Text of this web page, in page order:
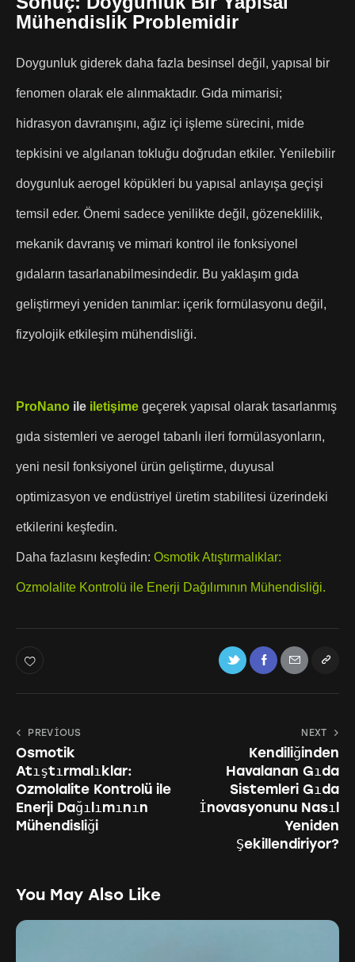
Mühendislik Problemidir
Doygunluk giderek daha fazla besinsel değil, yapısal bir
fenomen olarak ele alınmaktadır. Gıda mimarisi;
hidrasyon davranışını, ağız içi işleme sürecini, mide
tepkisini ve algılanan tokluğu doğrudan etkiler. Yenilebilir
doygunluk aerogel köpükleri bu yapısal anlayışa geçişi
temsil eder. Önemi sadece yenilikte değil, gözeneklilik,
mekanik davranış ve mimari kontrol ile fonksiyonel
gıdaların tasarlanabilmesindedir. Bu yaklaşım gıda
geliştirmeyi yeniden tanımlar: içerik formülasyonu değil,
fizyolojik etkileşim mühendisliği.
ProNano ile iletişime geçerek yapısal olarak tasarlanmış
gıda sistemleri ve aerogel tabanlı ileri formülasyonların,
yeni nesil fonksiyonel ürün geliştirme, duyusal
optimizasyon ve endüstriyel üretim stabilitesi üzerindeki
etkilerini keşfedin.
Daha fazlasını keşfedin: Osmotik Atıştırmalıklar:
Ozmolalite Kontrolü ile Enerji Dağılımının Mühendisliği.
PREVIOUS
Osmotik
Atıştırmalıklar:
Ozmolalite Kontrolü ile
Enerji Dağılımının
Mühendisliği
NEXT
Kendiliğinden
Havalanan Gıda
Sistemleri Gıda
İnovasyonunu Nasıl
Yeniden
Şekillendiriyor?
You May Also Like